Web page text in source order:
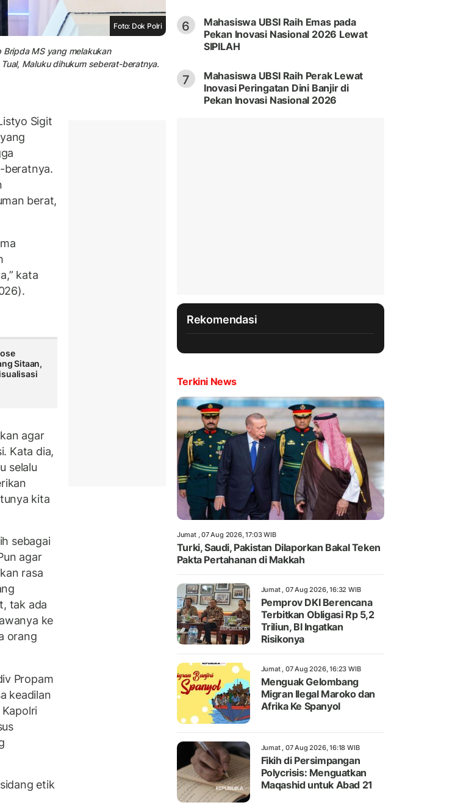
Foto: Dok Polri
MS yang melakukan
Maluku dihukum seberat-beratnya.
Sigit
beratnya.
berat,
kata
Sitaan,
agar
Kata dia,
selalu
kita
sebagai
agar
rasa
tak ada
ke
orang
Propam
keadilan
etik
6
Mahasiswa UBSI Raih Emas pada
Pekan Inovasi Nasional 2026 Lewat
SIPILAH
7
Mahasiswa UBSI Raih Perak Lewat
Inovasi Peringatan Dini Banjir di
Pekan Inovasi Nasional 2026
Rekomendasi
Terkini News
Jumat , 07 Aug 2026, 17:03 WIB
Turki, Saudi, Pakistan Dilaporkan Bakal Teken
Pakta Pertahanan di Makkah
Jumat , 07 Aug 2026, 16:32 WIB
Pemprov DKI Berencana
Terbitkan Obligasi Rp 5,2
Triliun, BI Ingatkan
Risikonya
Jumat , 07 Aug 2026, 16:23 WIB
Menguak Gelombang
Migran Ilegal Maroko dan
Afrika Ke Spanyol
Jumat , 07 Aug 2026, 16:18 WIB
Fikih di Persimpangan
Polycrisis: Menguatkan
Maqashid untuk Abad 21